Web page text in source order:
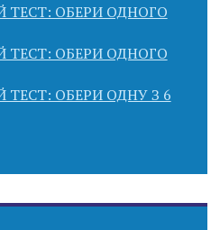
ТЕСТ: ОБЕРИ ОДНОГО
ТЕСТ: ОБЕРИ ОДНОГО
ТЕСТ: ОБЕРИ ОДНУ З 6